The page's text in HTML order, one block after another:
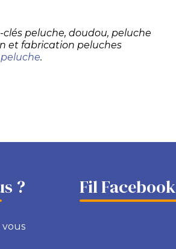
peluche, doudou, peluche
et fabrication peluches
.
? Fil Facebook